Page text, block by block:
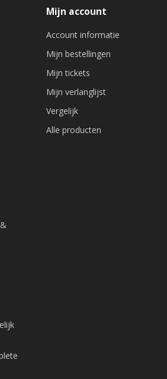
Mijn account
Account informatie
Mijn bestellingen
Mijn tickets
Mijn verlanglijst
Vergelijk
Alle producten